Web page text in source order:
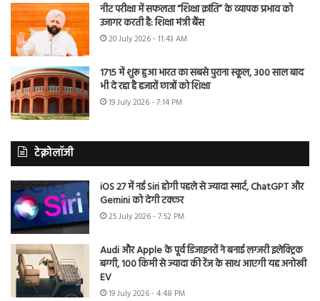
नीट परीक्षा में सफलता “शिक्षा क्रांति” के व्यापक प्रभाव को
उजागर करती है: शिक्षा मंत्री बैंस
20 July 2026 - 11:43 AM
1715 में शुरू हुआ भारत का सबसे पुराना स्कूल, 300 साल बाद
भी दे रहा है हजारों छात्रों को शिक्षा
19 July 2026 - 7:14 PM
टेक्नोलॉजी
iOS 27 में नई Siri होगी पहले से ज्यादा स्मार्ट, ChatGPT और
Gemini को देगी टक्कर
25 July 2026 - 7:52 PM
Audi और Apple के पूर्व डिजाइनरों ने बनाई लग्जरी इलेक्ट्रिक
बग्गी, 100 किमी से ज्यादा की रेंज के साथ आएगी यह अनोखी
EV
19 July 2026 - 4:48 PM